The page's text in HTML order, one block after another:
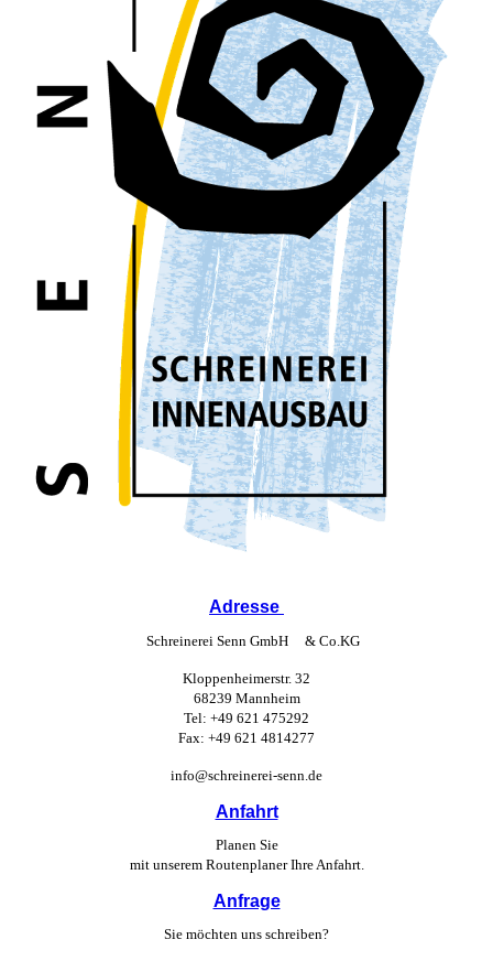
Adresse
Schreinerei Senn GmbH & Co.KG
Kloppenheimerstr. 32
68239 Mannheim
Tel: +49 621 475292
Fax: +49 621 4814277
info@schreinerei-senn.de
Anfahrt
Planen Sie
mit unserem Routen­planer Ihre Anfahrt.
Anfrage
Sie möchten uns schreiben?